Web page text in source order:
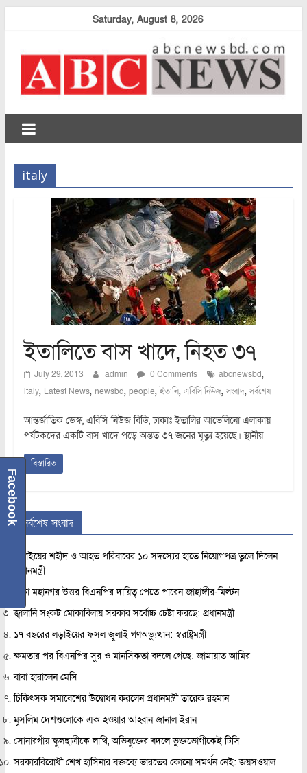
Saturday, August 8, 2026
abcnewsbd
italy
ইতালিতে বাস খাদে, নিহত ৩৭
July 29, 2013 admin 0 Comments abcnewsbd,
italy, Latest News, newsbd, people,ইতালি, এবিসি নিউজ,সংবাদ,সর্বশেষ
আন্তর্জাতিক ডেস্ক, এবিসি নিউজ বিডি, ঢাকাঃ ইতালির আভেলিনো এলাকায়
পর্যটকদের একটি বাস খাদে পড়ে অন্তত ৩৭ জনের মৃত্যু হয়েছে। স্থানীয়
বিস্তারিত
সর্বশেষ সংবাদ
জুলাইয়ের শহীদ ও আহত পরিবারের ১০ সদস্যের হাতে নিয়োগপত্র তুলে দিলেন
প্রধানমন্ত্রী
ঢাকা মহানগর উত্তর বিএনপির দায়িত্ব পেতে পারেন জাহাঙ্গীর-মিল্টন
জ্বালানি সংকট মোকাবিলায় সরকার সর্বোচ্চ চেষ্টা করছে: প্রধানমন্ত্রী
১৭ বছরের লড়াইয়ের ফসল জুলাই গণঅভ্যুত্থান: স্বরাষ্ট্রমন্ত্রী
ক্ষমতার পর বিএনপির সুর ও মানসিকতা বদলে গেছে: জামায়াত আমির
বাবা হারালেন মেসি
চিকিৎসক সমাবেশের উদ্বোধন করলেন প্রধানমন্ত্রী তারেক রহমান
মুসলিম দেশগুলোকে এক হওয়ার আহ্বান জানাল ইরান
সোনারগাঁয় স্কুলছাত্রীকে লাথি, অভিযুক্তের বদলে ভুক্তভোগীকেই টিসি
সরকারবিরোধী শেখ হাসিনার বক্তব্যে ভারতের কোনো সমর্থন নেই: জয়সওয়াল
Facebook